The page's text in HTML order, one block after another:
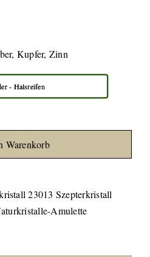
Kupfer, Zinn
- Halsreifen
Warenkorb
23013 Szepterkristall
Amulette